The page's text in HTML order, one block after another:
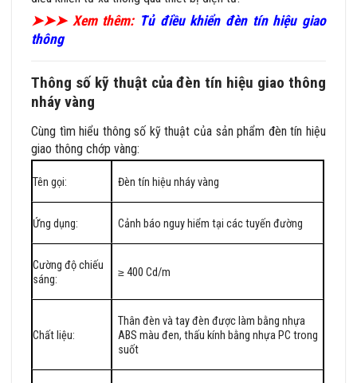
➤➤➤ Xem thêm: Tủ điều khiển đèn tín hiệu giao
thông
Thông số kỹ thuật của đèn tín hiệu giao thông
nháy vàng
Cùng tìm hiểu thông số kỹ thuật của sản phẩm đèn tín hiệu
giao thông chớp vàng:
Tên gọi: Đèn tín hiệu nháy vàng
Ứng dụng: Cảnh báo nguy hiểm tại các tuyến đường
Cường độ chiếu
sáng:
≥ 400 Cd/m
Chất liệu:
Thân đèn và tay đèn được làm bằng nhựa
ABS màu đen, thấu kính bằng nhựa PC trong
suốt